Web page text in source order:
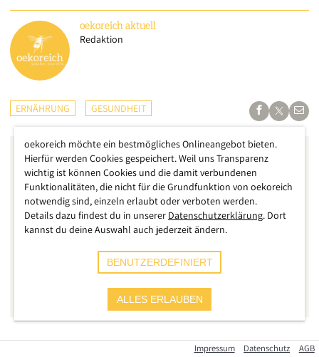
oekoreich aktuell
Redaktion
ERNÄHRUNG GESUNDHEIT
Am Ende siegt dann doch ab und an die Gerechtigkeit, das
Impressum Datenschutz AGB
oekoreich möchte ein bestmögliches Onlineangebot bieten.
Hierfür werden Cookies gespeichert. Weil uns Transparenz
wichtig ist können Cookies und die damit verbundenen
Funktionalitäten, die nicht für die Grundfunktion von oekoreich
notwendig sind, einzeln erlaubt oder verboten werden.
Details dazu findest du in unserer Datenschutzerklärung. Dort
kannst du deine Auswahl auch jederzeit ändern.
BENUTZERDEFINIERT
ALLES ERLAUBEN